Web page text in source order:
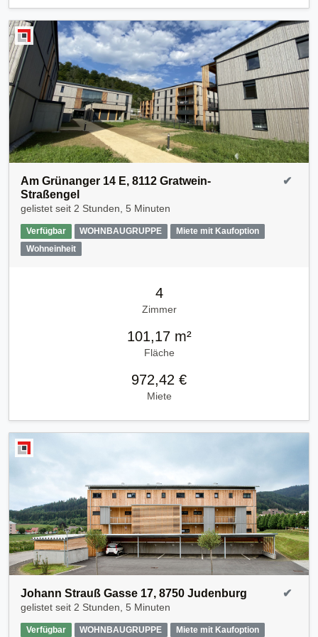
Am Grünanger 14 E, 8112 Gratwein-
Straßengel
gelistet seit 2 Stunden, 5 Minuten
Verfügbar WOHNBAUGRUPPE
Miete mit Kaufoption
Wohneinheit
✔
4
Zimmer
101,17 m²
Fläche
972,42 €
Miete
Johann Strauß Gasse 17, 8750 Judenburg
gelistet seit 2 Stunden, 5 Minuten
Verfügbar WOHNBAUGRUPPE Miete mit Kaufoption
✔